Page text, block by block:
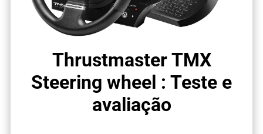
Thrustmaster TMX
Steering wheel : Teste e
avaliação